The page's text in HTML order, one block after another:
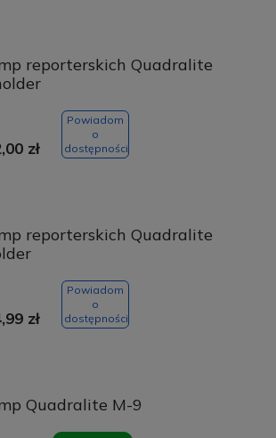
reporterskich Quadralite
zł
Powiadom
o
dostępności
reporterskich Quadralite
zł
Powiadom
o
dostępności
Quadralite M-9